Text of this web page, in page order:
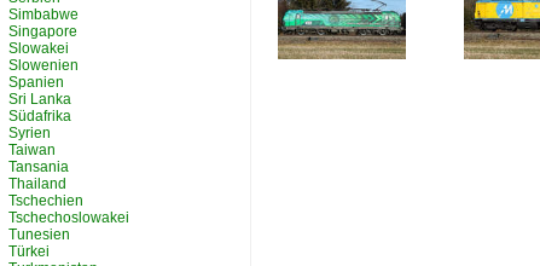
Simbabwe
Singapore
Slowakei
Slowenien
Spanien
Sri Lanka
Südafrika
Syrien
Taiwan
Tansania
Thailand
Tschechien
Tschechoslowakei
Tunesien
Türkei